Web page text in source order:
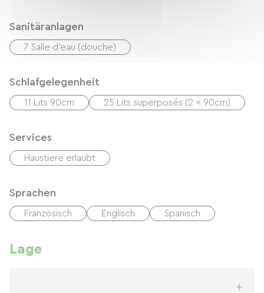
Sanitäranlagen
7 Salle d'eau (douche)
Schlafgelegenheit
11 Lits 90cm 25 Lits superposés (2 x 90cm)
Services
Haustiere erlaubt
Sprachen
Französisch Englisch Spanisch
Lage